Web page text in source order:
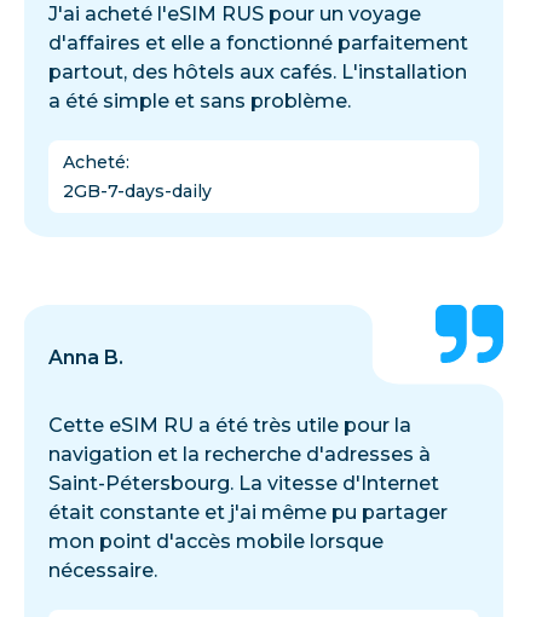
J'ai acheté l'eSIM RUS pour un voyage
d'affaires et elle a fonctionné parfaitement
partout, des hôtels aux cafés. L'installation
a été simple et sans problème.
Acheté:
2GB-7-days-daily
Anna B.
Cette eSIM RU a été très utile pour la
navigation et la recherche d'adresses à
Saint-Pétersbourg. La vitesse d'Internet
était constante et j'ai même pu partager
mon point d'accès mobile lorsque
nécessaire.